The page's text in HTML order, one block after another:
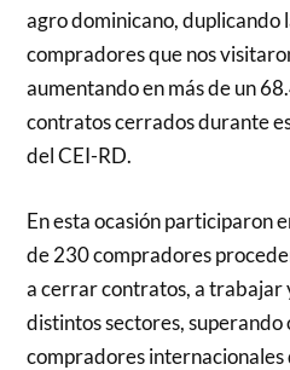
agro dominicano, duplicando
compradores que nos
aumentando en más de un
contratos cerrados durante
del CEI-RD.
En esta ocasión participaron
de 230 compradores
a cerrar contratos, a trabajar
distintos sectores, superando
compradores internacionales